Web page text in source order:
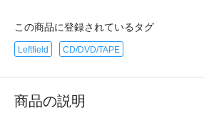
この商品に登録されているタグ
Leftfield CD/DVD/TAPE
商品の説明